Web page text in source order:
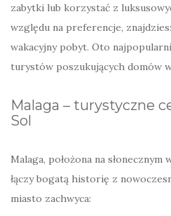
zabytki lub korzystać z
względu na preferencje,
wakacyjny pobyt. Oto
turystów poszukujących domów
Malaga – turystyczne
Sol
Malaga, położona na słonecznym
łączy bogatą historię z
miasto zachwyca: